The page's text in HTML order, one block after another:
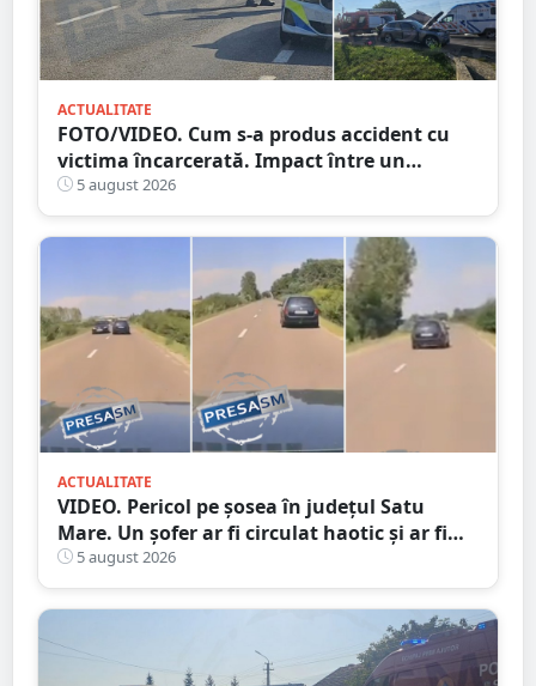
ACTUALITATE
FOTO/VIDEO. Cum s-a produs accident cu
victima încarcerată. Impact între un
camion și o mașină, pe DN19
5 august 2026
ACTUALITATE
VIDEO. Pericol pe șosea în județul Satu
Mare. Un șofer ar fi circulat haotic și ar fi
intrat de mai multe ori pe contrasens
5 august 2026